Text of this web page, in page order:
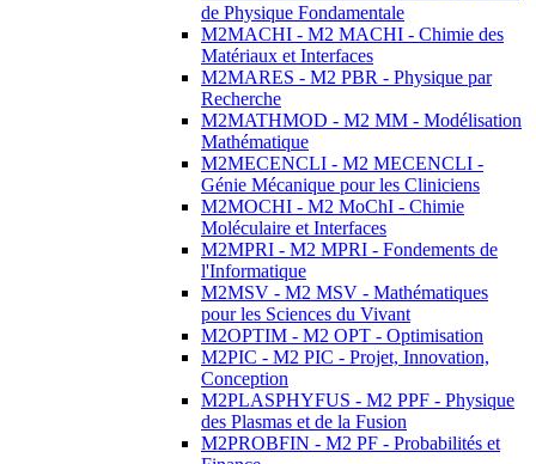
de Physique Fondamentale
M2MACHI - M2 MACHI - Chimie des
Matériaux et Interfaces
M2MARES - M2 PBR - Physique par
Recherche
M2MATHMOD - M2 MM - Modélisation
Mathématique
M2MECENCLI - M2 MECENCLI -
Génie Mécanique pour les Cliniciens
M2MOCHI - M2 MoChI - Chimie
Moléculaire et Interfaces
M2MPRI - M2 MPRI - Fondements de
l'Informatique
M2MSV - M2 MSV - Mathématiques
pour les Sciences du Vivant
M2OPTIM - M2 OPT - Optimisation
M2PIC - M2 PIC - Projet, Innovation,
Conception
M2PLASPHYFUS - M2 PPF - Physique
des Plasmas et de la Fusion
M2PROBFIN - M2 PF - Probabilités et